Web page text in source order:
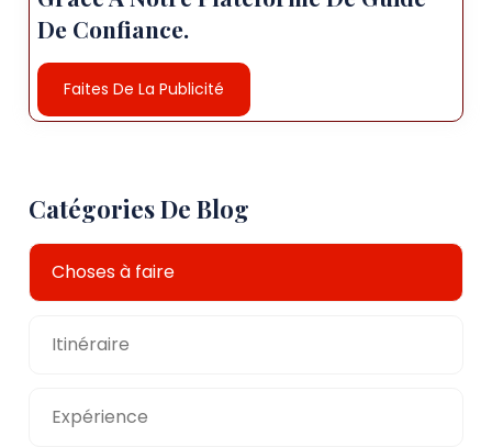
De Confiance.
Faites De La Publicité
Catégories De Blog
Choses à faire
Itinéraire
Expérience